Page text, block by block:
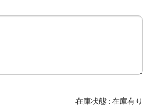
在庫状態 :在庫有り